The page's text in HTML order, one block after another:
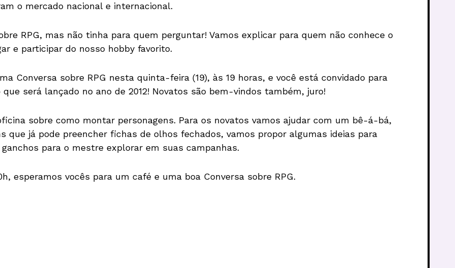
o mercado nacional e internacional.
RPG, mas não tinha para quem perguntar! Vamos explicar para quem não conhece o
e participar do nosso hobby favorito.
Conversa sobre RPG nesta quinta-feira (19), às 19 horas, e você está convidado para
será lançado no ano de 2012! Novatos são bem-vindos também, juro!
sobre como montar personagens. Para os novatos vamos ajudar com um bê-á-bá,
que já pode preencher fichas de olhos fechados, vamos propor algumas ideias para
para o mestre explorar em suas campanhas.
esperamos vocês para um café e uma boa Conversa sobre RPG.